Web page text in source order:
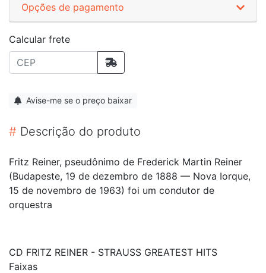
Opções de pagamento
Calcular frete
Avise-me se o preço baixar
# Descrição do produto
Fritz Reiner, pseudônimo de Frederick Martin Reiner
(Budapeste, 19 de dezembro de 1888 — Nova Iorque,
15 de novembro de 1963) foi um condutor de
orquestra
CD FRITZ REINER - STRAUSS GREATEST HITS
Faixas